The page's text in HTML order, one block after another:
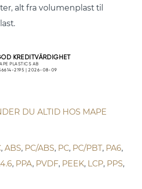
alt fra volumenplast til
DU ALTID HOS MAPE
,ABS, PC/ABS, PC, PC/PBT, PA6,
, PPA, PVDF, PEEK, LCP, PPS,